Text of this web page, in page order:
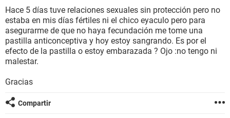
SEXUALIDAD
GLOSARIO
Hace 5 días tuve relaciones sexuales sin protección pero no
estaba en mis días fértiles ni el chico eyaculo pero para
asegurarme de que no haya fecundación me tome una
pastilla anticonceptiva y hoy estoy sangrando. Es por el
efecto de la pastilla o estoy embarazada ? Ojo :no tengo ni
malestar.
Gracias
Compartir